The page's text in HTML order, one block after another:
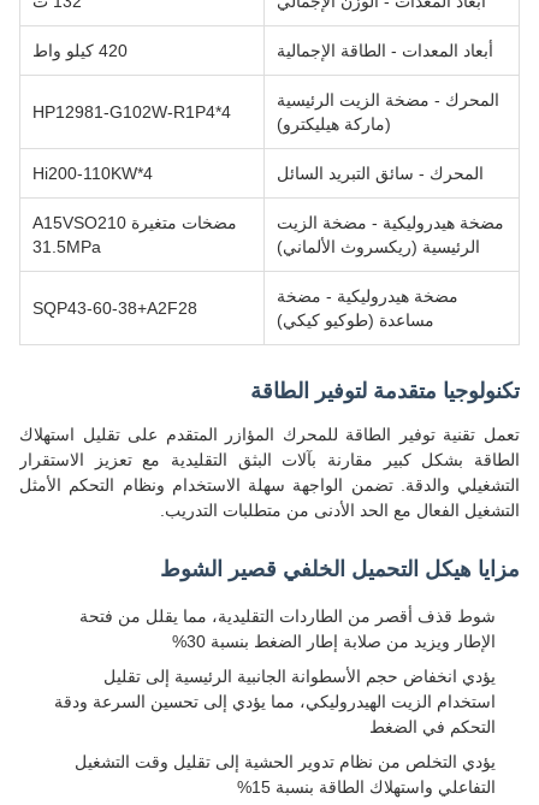
أبعاد المعدات - الطاقة الإجمالية 420 كيلو واط
المحرك - مضخة الزيت الرئيسية
(ماركة هيليكترو)
HP12981-G102W-R1P4*4
المحرك - سائق التبريد السائل Hi200-110KW*4
مضخة هيدروليكية - مضخة الزيت
الرئيسية (ريكسروث الألماني)
مضخات متغيرة A15VSO210
31.5MPa
مضخة هيدروليكية - مضخة
مساعدة (طوكيو كيكي)
SQP43-60-38+A2F28
تكنولوجيا متقدمة لتوفير الطاقة
تعمل تقنية توفير الطاقة للمحرك المؤازر المتقدم على تقليل استهلاك
الطاقة بشكل كبير مقارنة بآلات البثق التقليدية مع تعزيز الاستقرار
التشغيلي والدقة. تضمن الواجهة سهلة الاستخدام ونظام التحكم الأمثل
التشغيل الفعال مع الحد الأدنى من متطلبات التدريب.
مزايا هيكل التحميل الخلفي قصير الشوط
شوط قذف أقصر من الطاردات التقليدية، مما يقلل من فتحة
الإطار ويزيد من صلابة إطار الضغط بنسبة 30%
يؤدي انخفاض حجم الأسطوانة الجانبية الرئيسية إلى تقليل
استخدام الزيت الهيدروليكي، مما يؤدي إلى تحسين السرعة ودقة
التحكم في الضغط
يؤدي التخلص من نظام تدوير الحشية إلى تقليل وقت التشغيل
التفاعلي واستهلاك الطاقة بنسبة 15%